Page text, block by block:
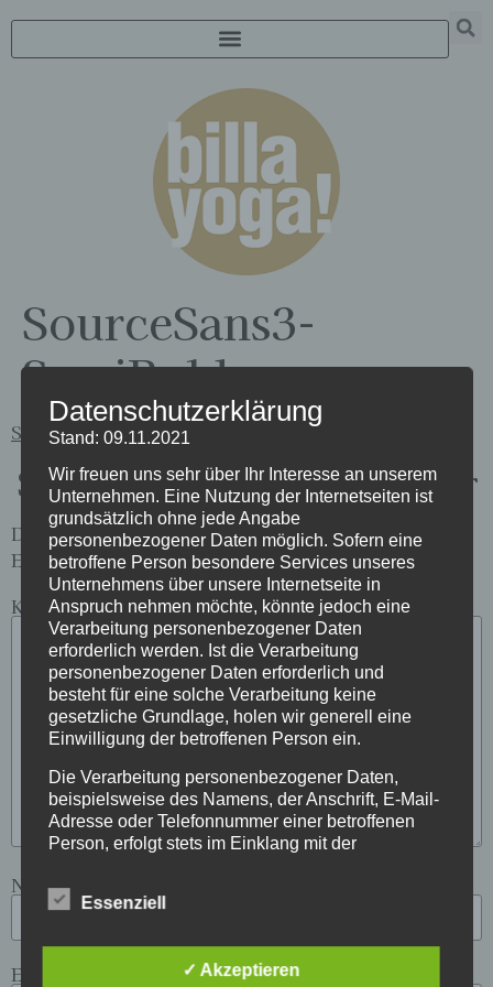
SourceSans3-
SemiBold
SourceSans3-SemiBold
Schreibe einen Kommentar
Deine E-Mail-Adresse wird nicht veröffentlicht.
Erforderliche Felder sind mit *markiert
Kommentar*
Name*
E-Mail-Adresse
Datenschutzerklärung
Stand: 09.11.2021
Wir freuen uns sehr über Ihr Interesse an unserem
Unternehmen. Eine Nutzung der Internetseiten ist
grundsätzlich ohne jede Angabe
personenbezogener Daten möglich. Sofern eine
betroffene Person besondere Services unseres
Unternehmens über unsere Internetseite in
Anspruch nehmen möchte, könnte jedoch eine
Verarbeitung personenbezogener Daten
erforderlich werden. Ist die Verarbeitung
personenbezogener Daten erforderlich und
besteht für eine solche Verarbeitung keine
gesetzliche Grundlage, holen wir generell eine
Einwilligung der betroffenen Person ein.
Die Verarbeitung personenbezogener Daten,
beispielsweise des Namens, der Anschrift, E-Mail-
Adresse oder Telefonnummer einer betroffenen
Person, erfolgt stets im Einklang mit der
Übereinstimmung mit den für uns geltenden
landesspezifischen Datenschutzbestimmungen.
und Zweck der von uns erhobenen, genutzten und
Essenziell
✓ Akzeptieren